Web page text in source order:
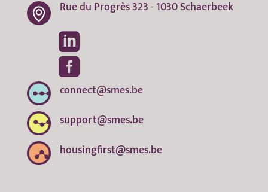
Rue du Progrès 323 - 1030 Schaerbeek


connect@smes.be
support@smes.be
housingfirst@smes.be